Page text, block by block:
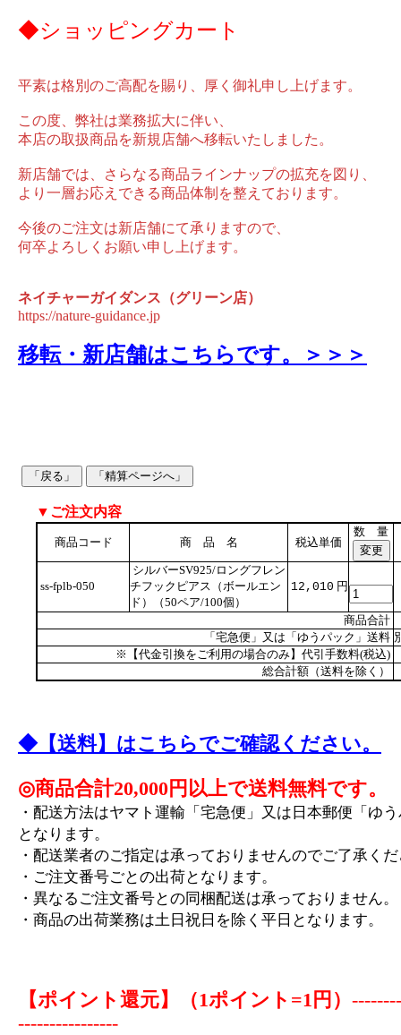
◆ショッピングカート
平素は格別のご高配を賜り、厚く御礼申し上げます。
この度、弊社は業務拡大に伴い、
本店の取扱商品を新規店舗へ移転いたしました。
新店舗では、さらなる商品ラインナップの拡充を図り、
より一層お応えできる商品体制を整えております。
今後のご注文は新店舗にて承りますので、
何卒よろしくお願い申し上げます。
ネイチャーガイダンス（グリーン店）
https://nature-guidance.jp
移転・新店舗はこちらです。＞＞＞
▼ご注文内容
商品コード 商 品 名 税込単価
数 量
ss-fplb-050
シルバーSV925/ロングフレン
チフックピアス（ボールエン
ド）（50ペア/100個）
12,010 円
商品合計
「宅急便」又は「ゆうパック」送料
※【代金引換をご利用の場合のみ】代引手数料(税込)
総合計額（送料を除く）
◆【送料】はこちらでご確認ください。
◎商品合計20,000円以上で送料無料です。
・配送方法はヤマト運輸「宅急便」又は日本郵便「ゆ
となります。
・配送業者のご指定は承っておりませんのでご了承く
・ご注文番号ごとの出荷となります。
・異なるご注文番号との同梱配送は承っておりません。
・商品の出荷業務は土日祝日を除く平日となります。
【ポイント還元】（1ポイント=1円）
----------------